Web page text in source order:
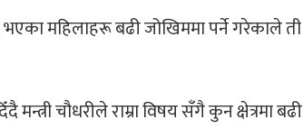
भएकामहिलाहरू बढी जोखिममा पर्ने गरेकाले ती
मन्त्री चौधरीले राम्रा विषय सँगै कुन क्षेत्रमा बढी